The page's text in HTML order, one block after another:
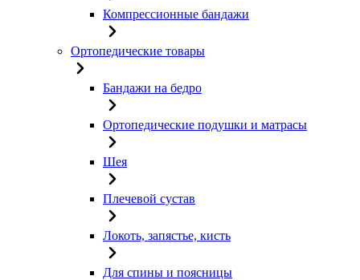
Компрессионные бандажи
Ортопедические товары
Бандажи на бедро
Ортопедические подушки и матрасы
Шея
Плечевой сустав
Локоть, запястье, кисть
Для спины и поясницы